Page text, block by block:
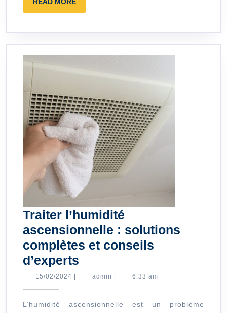
READ MORE
MORE
Traiter l’humidité
ascensionnelle : solutions
complètes et conseils
d’experts
l’humidité
:
15/02/2024 15/02/2024
| admin admin
| 6:33 am
L’humidité ascensionnelle est un problème